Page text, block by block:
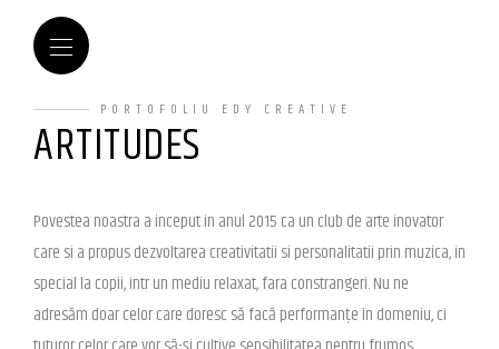
PORTOFOLIU EDY CREATIVE
ARTITUDES
Povestea noastra a inceput in anul 2015 ca un club de arte inovator
care si a propus dezvoltarea creativitatii si personalitatii prin muzica, in
special la copii, intr un mediu relaxat, fara constrangeri. Nu ne
adresăm doar celor care doresc să facă performanțe în domeniu, ci